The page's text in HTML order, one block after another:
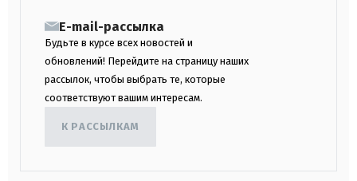
E-mail-рассылка
Будьте в курсе всех новостей и
обновлений! Перейдите на страницу наших
рассылок, чтобы выбрать те, которые
соответствуют вашим интересам.
К РАССЫЛКАМ